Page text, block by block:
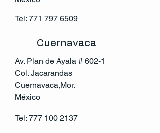
Tel: 771 797 6509
Cuernavaca
Av. Plan de Ayala # 602-1
Col. Jacarandas
Cuernavaca,Mor.
México
Tel: 777 100 2137